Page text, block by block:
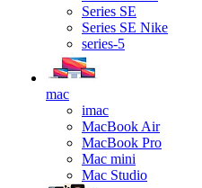
Series SE
Series SE Nike
series-5
mac
imac
MacBook Air
MacBook Pro
Mac mini
Mac Studio